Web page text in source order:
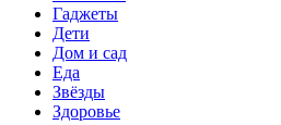
Гаджеты
Дети
Дом и сад
Еда
Звёзды
Здоровье